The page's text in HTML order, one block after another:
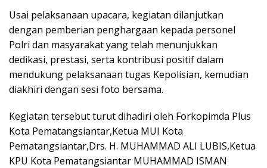
Usai pelaksanaan upacara, kegiatan dilanjutkan
dengan pemberian penghargaan kepada personel
Polri dan masyarakat yang telah menunjukkan
dedikasi, prestasi, serta kontribusi positif dalam
mendukung pelaksanaan tugas Kepolisian, kemudian
diakhiri dengan sesi foto bersama.
Kegiatan tersebut turut dihadiri oleh Forkopimda Plus
Kota Pematangsiantar,Ketua MUI Kota
Pematangsiantar,Drs. H. MUHAMMAD ALI LUBIS,Ketua
KPU Kota Pematangsiantar MUHAMMAD ISMAN